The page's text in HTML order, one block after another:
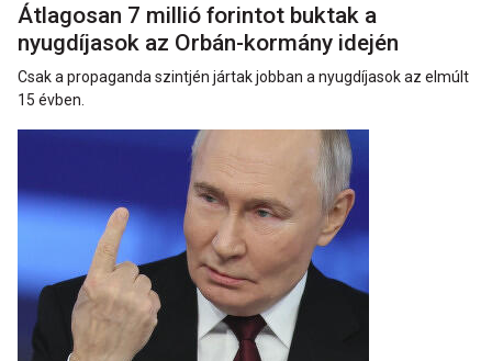
Átlagosan 7 millió forintot buktak a
nyugdíjasok az Orbán-kormány idején
Csak a propaganda szintjén jártak jobban a nyugdíjasok az elmúlt
15 évben.